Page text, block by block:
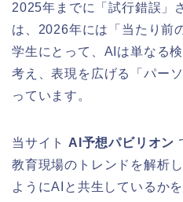
2025年までに「試行錯誤」
は、2026年には「当たり前
学生にとって、AIは単なる
考え、表現を広げる「パー
っています。
当サイト AI予想パビリオン
教育現場のトレンドを解析
ようにAIと共生しているかを